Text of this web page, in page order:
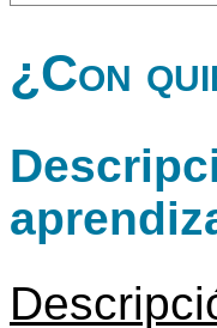
¿Con